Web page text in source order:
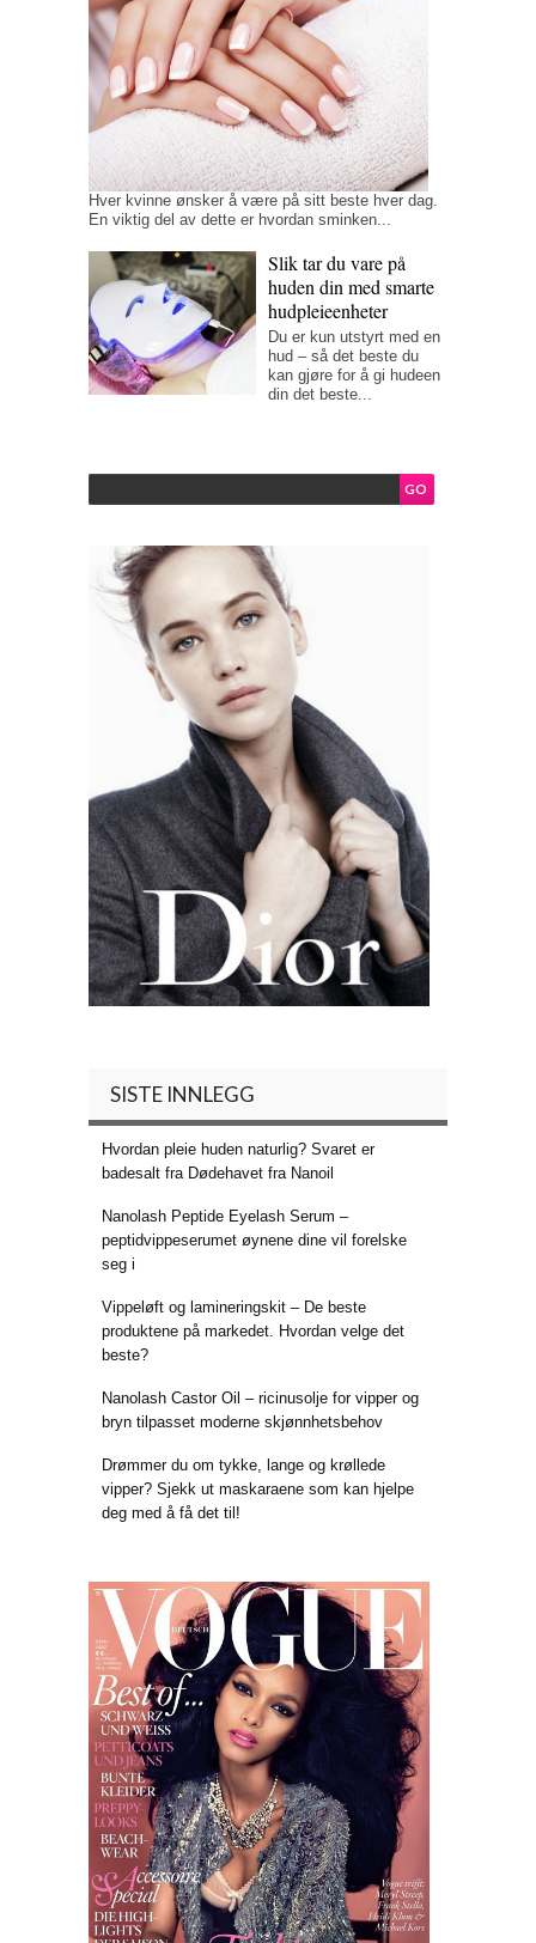
Hver kvinne ønsker å være på sitt beste hver dag.
En viktig del av dette er hvordan sminken...
Slik tar du vare på
huden din med smarte
hudpleieenheter
Du er kun utstyrt med en
hud – så det beste du
kan gjøre for å gi hudeen
din det beste...
SISTE INNLEGG
Hvordan pleie huden naturlig? Svaret er
badesalt fra Dødehavet fra Nanoil
Nanolash Peptide Eyelash Serum –
peptidvippeserumet øynene dine vil forelske
seg i
Vippeløft og lamineringskit – De beste
produktene på markedet. Hvordan velge det
beste?
Nanolash Castor Oil – ricinusolje for vipper og
bryn tilpasset moderne skjønnhetsbehov
Drømmer du om tykke, lange og krøllede
vipper? Sjekk ut maskaraene som kan hjelpe
deg med å få det til!